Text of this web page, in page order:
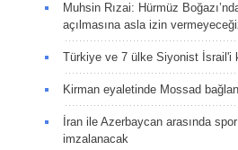
Muhsin Rızai: Hürmüz
açılmasına asla izin
Türkiye ve 7 ülke Siyonist İsrail'i
Kirman eyaletinde Mossad
İran ile Azerbaycan arasında
imzalanacak